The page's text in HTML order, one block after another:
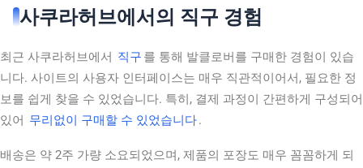
사쿠라허브에서의 직구 경험
최근 사쿠라허브에서 직구 를 통해 발클로버를 구매한 경험이 있습
니다. 사이트의 사용자 인터페이스는 매우 직관적이어서, 필요한 정
보를 쉽게 찾을 수 있었습니다. 특히, 결제 과정이 간편하게 구성되어
있어 무리없이 구매할 수 있었습니다.
배송은 약 2주 가량 소요되었으며, 제품의 포장도 매우 꼼꼼하게 되